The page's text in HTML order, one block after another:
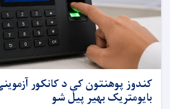
کندوز پوهنتون کې د کانکور
بایومتریک بهیر پیل شو